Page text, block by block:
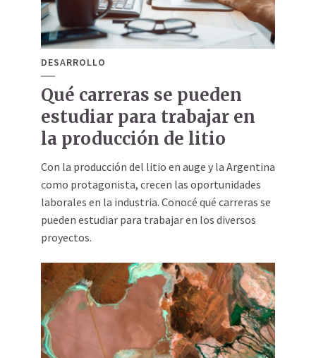
DESARROLLO
Qué carreras se pueden
estudiar para trabajar en
la producción de litio
Con la producción del litio en auge y la Argentina
como protagonista, crecen las oportunidades
laborales en la industria. Conocé qué carreras se
pueden estudiar para trabajar en los diversos
proyectos.